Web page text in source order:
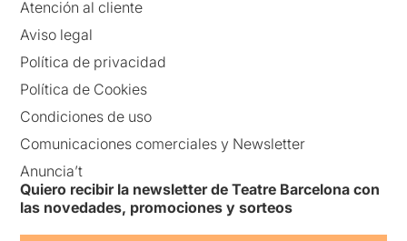
Atención al cliente
Aviso legal
Política de privacidad
Política de Cookies
Condiciones de uso
Comunicaciones comerciales y Newsletter
Anuncia’t
Quiero recibir la newsletter de Teatre Barcelona con
las novedades, promociones y sorteos